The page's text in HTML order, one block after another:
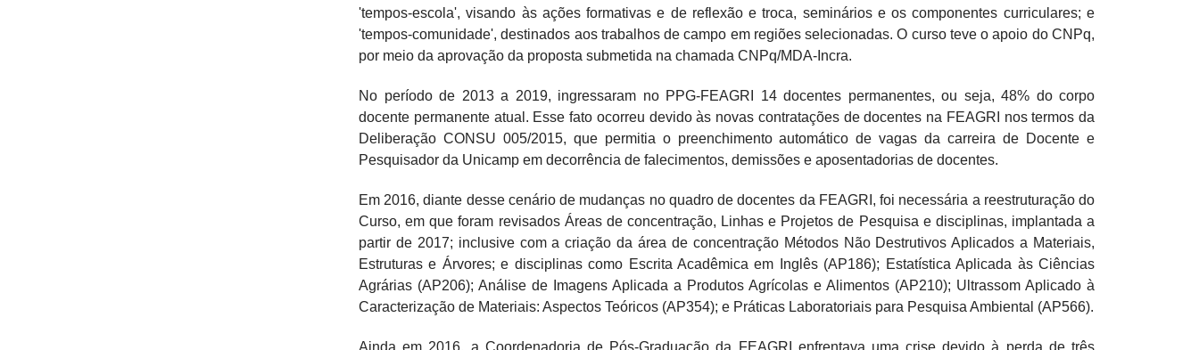
'tempos-escola', visando às ações formativas e de reflexão e troca, seminários e os componentes curriculares; e
'tempos-comunidade', destinados aos trabalhos de campo em regiões selecionadas. O curso teve o apoio do CNPq,
por meio da aprovação da proposta submetida na chamada CNPq/MDA-Incra.
No período de 2013 a 2019, ingressaram no PPG-FEAGRI 14 docentes permanentes, ou seja, 48% do corpo
docente permanente atual. Esse fato ocorreu devido às novas contratações de docentes na FEAGRI nos termos da
Deliberação CONSU 005/2015, que permitia o preenchimento automático de vagas da carreira de Docente e
Pesquisador da Unicamp em decorrência de falecimentos, demissões e aposentadorias de docentes.
Em 2016, diante desse cenário de mudanças no quadro de docentes da FEAGRI, foi necessária a reestruturação do
Curso, em que foram revisados Áreas de concentração, Linhas e Projetos de Pesquisa e disciplinas, implantada a
partir de 2017; inclusive com a criação da área de concentração Métodos Não Destrutivos Aplicados a Materiais,
Estruturas e Árvores; e disciplinas como Escrita Acadêmica em Inglês (AP186); Estatística Aplicada às Ciências
Agrárias (AP206); Análise de Imagens Aplicada a Produtos Agrícolas e Alimentos (AP210); Ultrassom Aplicado à
Caracterização de Materiais: Aspectos Teóricos (AP354); e Práticas Laboratoriais para Pesquisa Ambiental (AP566).
Ainda em 2016, a Coordenadoria de Pós-Graduação da FEAGRI enfrentava uma crise devido à perda de três